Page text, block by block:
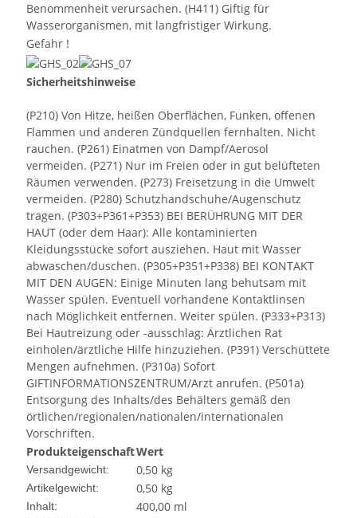
Benommenheit verursachen. (H411) Giftig für
Wasserorganismen, mit langfristiger Wirkung.
Gefahr !
Sicherheitshinweise
(P210) Von Hitze, heißen Oberflächen, Funken, offenen
Flammen und anderen Zündquellen fernhalten. Nicht
rauchen. (P261) Einatmen von Dampf/Aerosol
vermeiden. (P271) Nur im Freien oder in gut belüfteten
Räumen verwenden. (P273) Freisetzung in die Umwelt
vermeiden. (P280) Schutzhandschuhe/Augenschutz
tragen. (P303+P361+P353) BEI BERÜHRUNG MIT DER
HAUT (oder dem Haar): Alle kontaminierten
Kleidungsstücke sofort ausziehen. Haut mit Wasser
abwaschen/duschen. (P305+P351+P338) BEI KONTAKT
MIT DEN AUGEN: Einige Minuten lang behutsam mit
Wasser spülen. Eventuell vorhandene Kontaktlinsen
nach Möglichkeit entfernen. Weiter spülen. (P333+P313)
Bei Hautreizung oder -ausschlag: Ärztlichen Rat
einholen/ärztliche Hilfe hinzuziehen. (P391) Verschüttete
Mengen aufnehmen. (P310a) Sofort
GIFTINFORMATIONSZENTRUM/Arzt anrufen. (P501a)
Entsorgung des Inhalts/des Behälters gemäß den
örtlichen/regionalen/nationalen/internationalen
Vorschriften.
ProdukteigenschaftWert
Versandgewicht: 0,50 kg
Artikelgewicht: 0,50 kg
Inhalt:
400,00 ml